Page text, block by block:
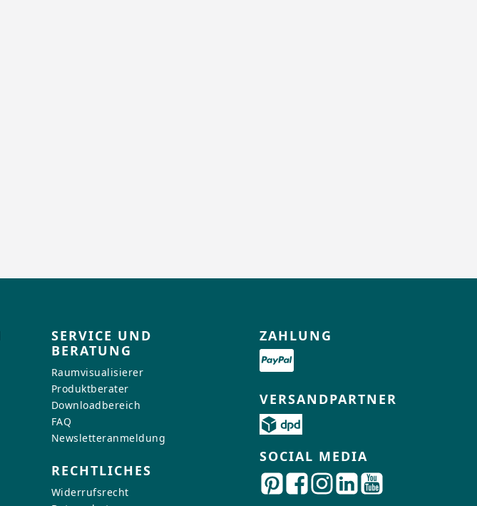
SERVICE UND
BERATUNG
Raumvisualisierer
Produktberater
Downloadbereich
FAQ
Newsletteranmeldung
RECHTLICHES
Widerrufsrecht
ZAHLUNG
VERSANDPARTNER
SOCIAL MEDIA